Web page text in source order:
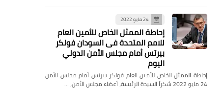
24 مايو 2022
إحاطة الممثل الخاص للأمين العام
للامم المتحدة فى السودان فولكر
بيرتس أمام مجلس الأمن الدولي
اليوم
إحاطة الممثل الخاص للأمين العام فولكر بيرتس أمام مجلس الأمن
24 مايو 2022 شكراً السيدة الرئيسة، أعضاء مجلس الأمن، …